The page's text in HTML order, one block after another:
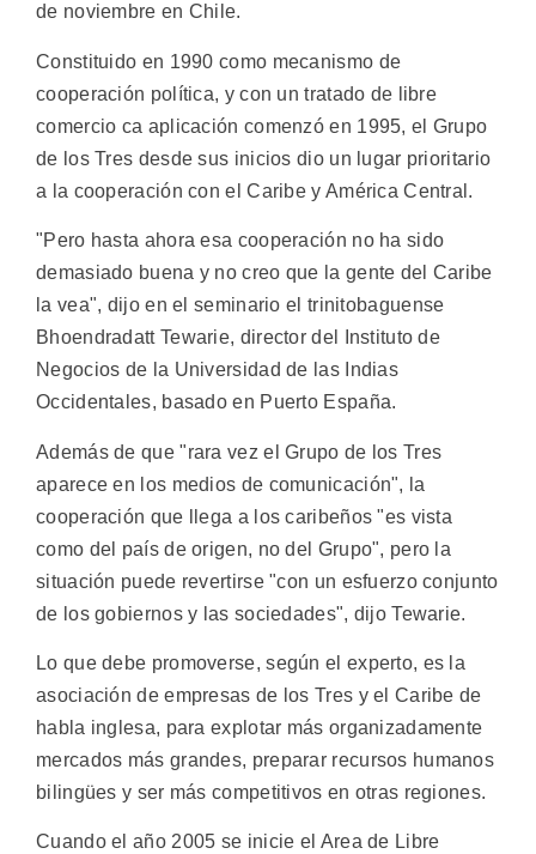
de noviembre en Chile.
Constituido en 1990 como mecanismo de
cooperación política, y con un tratado de libre
comercio ca aplicación comenzó en 1995, el Grupo
de los Tres desde sus inicios dio un lugar prioritario
a la cooperación con el Caribe y América Central.
"Pero hasta ahora esa cooperación no ha sido
demasiado buena y no creo que la gente del Caribe
la vea", dijo en el seminario el trinitobaguense
Bhoendradatt Tewarie, director del Instituto de
Negocios de la Universidad de las Indias
Occidentales, basado en Puerto España.
Además de que "rara vez el Grupo de los Tres
aparece en los medios de comunicación", la
cooperación que llega a los caribeños "es vista
como del país de origen, no del Grupo", pero la
situación puede revertirse "con un esfuerzo conjunto
de los gobiernos y las sociedades", dijo Tewarie.
Lo que debe promoverse, según el experto, es la
asociación de empresas de los Tres y el Caribe de
habla inglesa, para explotar más organizadamente
mercados más grandes, preparar recursos humanos
bilingües y ser más competitivos en otras regiones.
Cuando el año 2005 se inicie el Area de Libre